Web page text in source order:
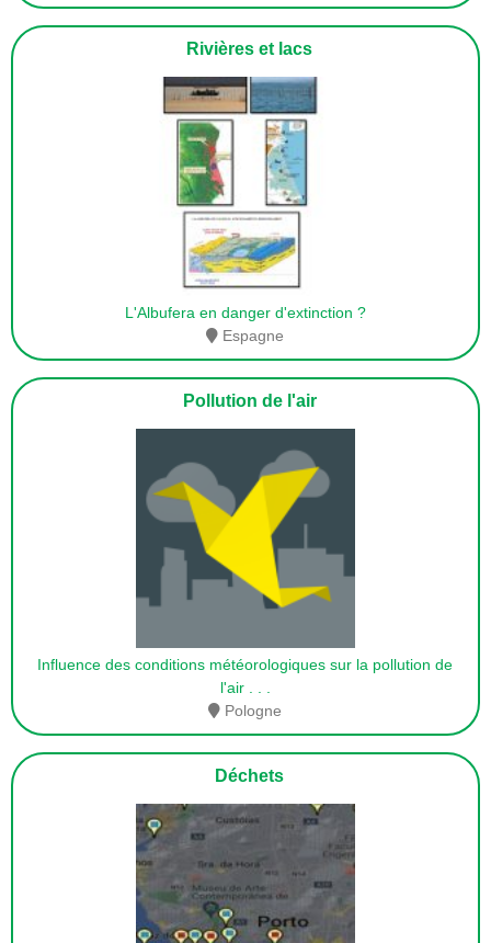
Rivières et lacs
L'Albufera en danger d'extinction ?
Espagne
Pollution de l'air
Influence des conditions météorologiques sur la pollution de
l'air
Pologne
Déchets